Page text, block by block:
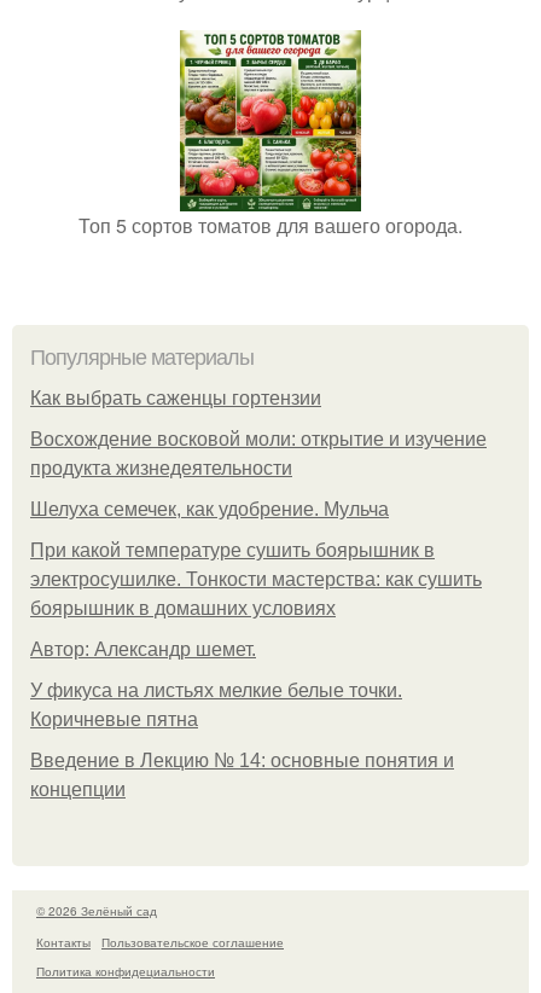
Топ 5 сортов томатов для вашего огорода.
Популярные материалы
Как выбрать саженцы гортензии
Восхождение восковой моли: открытие и изучение
продукта жизнедеятельности
Шелуха семечек, как удобрение. Мульча
При какой температуре сушить боярышник в
электросушилке. Тонкости мастерства: как сушить
боярышник в домашних условиях
Автор: Александр шемет.
У фикуса на листьях мелкие белые точки.
Коричневые пятна
Введение в Лекцию № 14: основные понятия и
концепции
© 2026 Зелёный сад
Контакты
Пользовательское соглашение
Политика конфидециальности